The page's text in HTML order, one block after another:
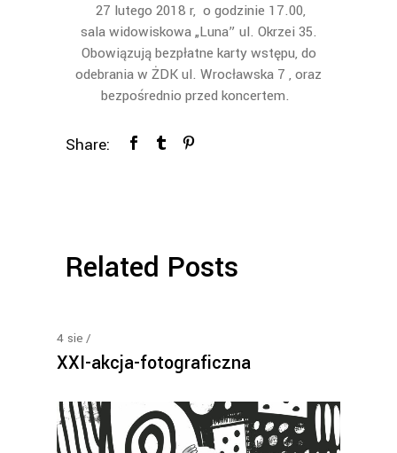
27 lutego 2018 r, o godzinie 17.00,
sala widowiskowa „Luna” ul. Okrzei 35.
Obowiązują bezpłatne karty wstępu, do
odebrania w ŻDK ul. Wrocławska 7 , oraz
bezpośrednio przed koncertem.
Share:
Related Posts
4 sie
XXI-akcja-fotograficzna